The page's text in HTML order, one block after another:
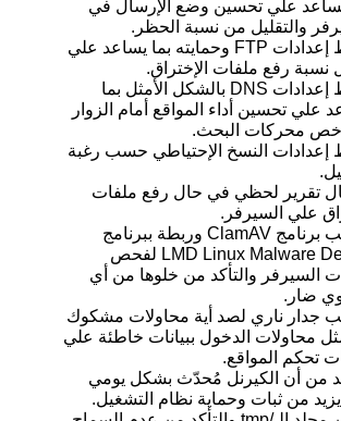
علي تحسين وضع الإرسال في
والتقليل من نسبة الحظر.
ضبط إعدادات FTP وحمايته بما يساعد علي
نسبة رفع ملفات الإختراق.
ضبط إعدادات DNS بالشكل الأمثل بما
علي تحسين أداء المواقع أمام الزوار
محركات البحث.
النسخ الإحتياطي حسب رغبة
تقرير لحظي في حال رفع ملفات
علي السيرفر.
تركيب برنامج ClamAV وربطة ببرنامج
LMD Linux Malware Detect لفحص
السيرفر والتأكد من خلوها من أي
ضار.
جدار ناري لصد أية محاولات مشكوك
محاولات الدخول ببيانات خاطئة علي
تحكم المواقع.
من أن الكيرنل مُحدّث بشكل يومي
من ثبات وحماية نظام التشغيل.